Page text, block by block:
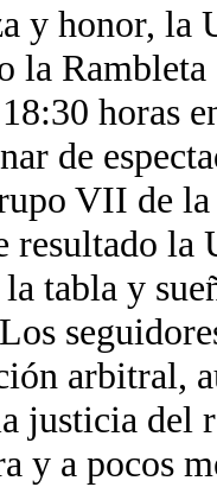
y honor, la
la
horas
de
VII de
resultado la
tabla y
arbitral,
justicia del
y a pocos